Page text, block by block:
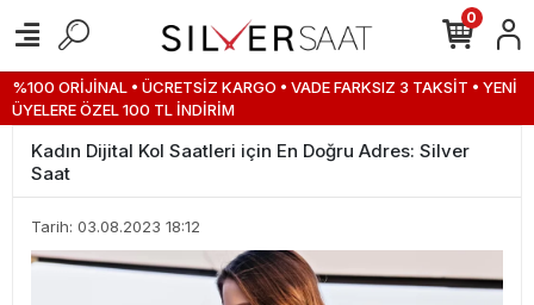
%100 ORİJİNAL • ÜCRETSİZ KARGO • VADE FARKSIZ 3 TAKSİT • YENİ
ÜYELERE ÖZEL 100 TL İNDİRİM
0
Kadın Dijital Kol Saatleri için En Doğru Adres: Silver
Saat
Tarih: 03.08.2023 18:12